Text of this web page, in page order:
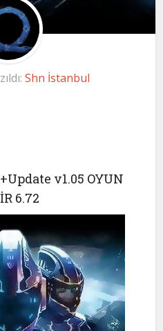
Shn İstanbul
v1.05 OYUN
6.72